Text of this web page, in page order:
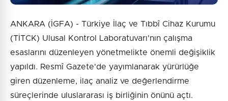
ANKARA (İGFA) - Türkiye İlaç ve Tıbbî Cihaz Kurumu
(TİTCK) Ulusal Kontrol Laboratuvarı'nın çalışma
esaslarını düzenleyen yönetmelikte önemli değişiklik
yapıldı. Resmî Gazete'de yayımlanarak yürürlüğe
giren düzenleme, ilaç analiz ve değerlendirme
süreçlerinde uluslararası iş birliğinin önünü açtı.